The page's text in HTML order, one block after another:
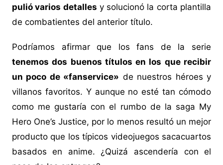
pulió varios detalles y solucionó la corta plantilla
de combatientes del anterior título.
Podríamos afirmar que los fans de la serie
tenemos dos buenos títulos en los que recibir
un poco de «fanservice» de nuestros héroes y
villanos favoritos. Y aunque no esté tan cómodo
como me gustaría con el rumbo de la saga My
Hero One’s Justice, por lo menos resultó un mejor
producto que los típicos videojuegos sacacuartos
basados en anime. ¿Quizá ascendería con el